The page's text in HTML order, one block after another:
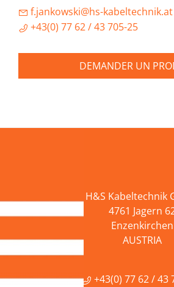
f.jankowski@hs-kabeltechnik.at
+43(0) 77 62 / 43 705-25
DEMANDER UN
H&S Kabeltechnik
4761 Jagern
Enzenkirchen
AUSTRIA
+43(0) 77 62 / 43